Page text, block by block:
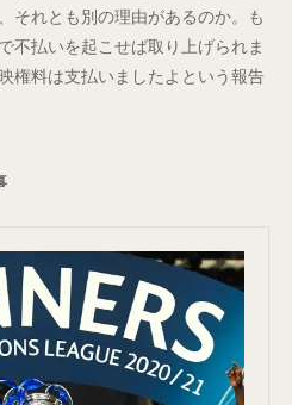
それとも別の理由があるのか。も
不払いを起こせば取り上げられま
権料は支払いましたよという報告